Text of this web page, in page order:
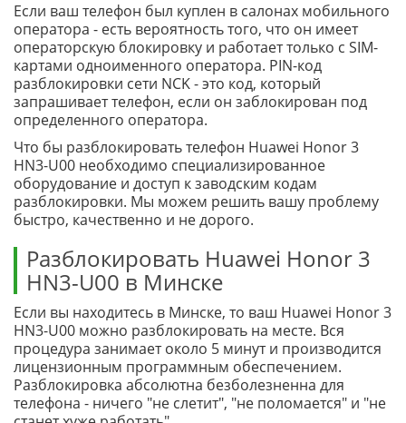
Если ваш телефон был куплен в салонах мобильного
оператора - есть вероятность того, что он имеет
операторскую блокировку и работает только с SIM-
картами одноименного оператора. PIN-код
разблокировки сети NCK - это код, который
запрашивает телефон, если он заблокирован под
определенного оператора.
Что бы разблокировать телефон Huawei Honor 3
HN3-U00 необходимо специализированное
оборудование и доступ к заводским кодам
разблокировки. Мы можем решить вашу проблему
быстро, качественно и не дорого.
Разблокировать Huawei Honor 3
HN3-U00 в Минске
Если вы находитесь в Минске, то ваш Huawei Honor 3
HN3-U00 можно разблокировать на месте. Вся
процедура занимает около 5 минут и производится
лицензионным программным обеспечением.
Разблокировка абсолютна безболезненна для
телефона - ничего "не слетит", "не поломается" и "не